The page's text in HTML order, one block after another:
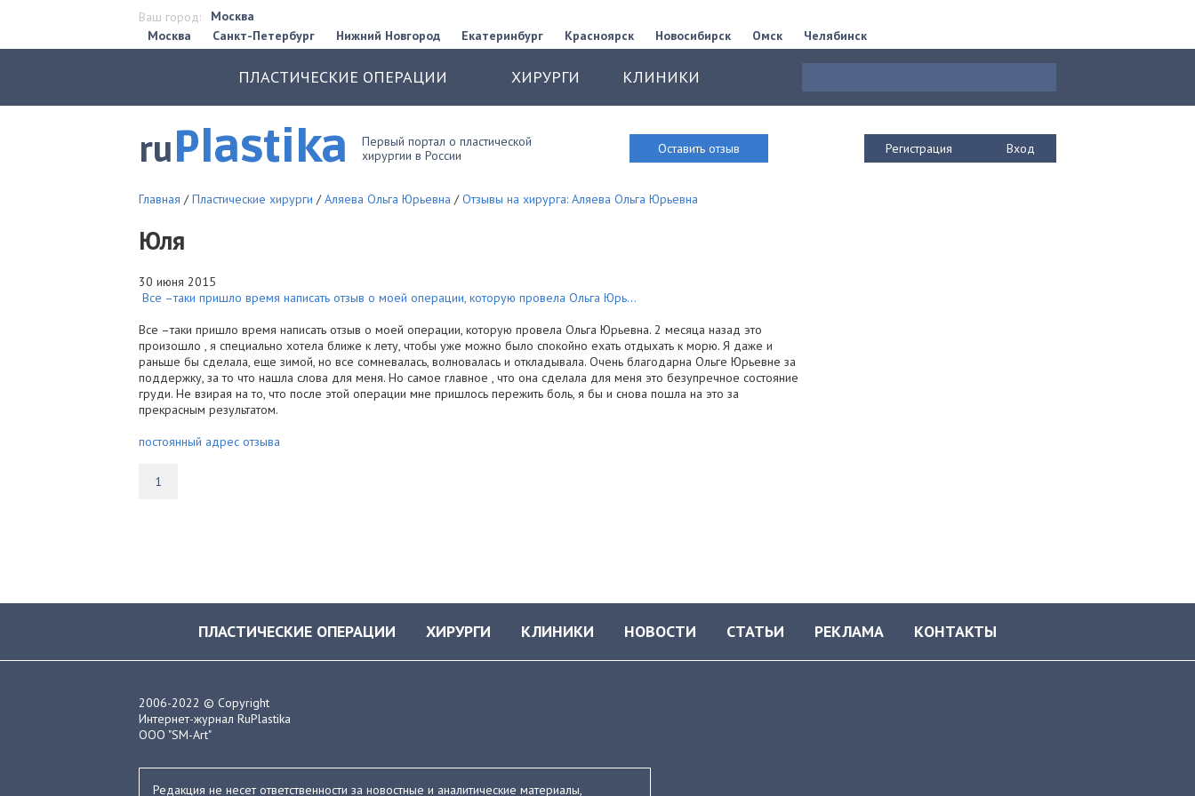
Ваш город:
Москва
Москва
Санкт-Петербург Нижний Новгород Екатеринбург Красноярск Новосибирск Омск Челябинск
ПЛАСТИЧЕСКИЕ ОПЕРАЦИИ ХИРУРГИ КЛИНИКИ
ruPlastika
Первый портал о пластической
хирургии в России
Оставить отзыв Регистрация Вход
Главная /Пластические хирурги /Аляева Ольга Юрьевна /Отзывы на хирурга: Аляева Ольга Юрьевна
Юля
30 июня 2015
Все –таки пришло время написать отзыв о моей операции, которую провела Ольга Юрь...
Все –таки пришло время написать отзыв о моей операции, которую провела Ольга Юрьевна. 2 месяца назад это
произошло , я специально хотела ближе к лету, чтобы уже можно было спокойно ехать отдыхать к морю. Я даже и
раньше бы сделала, еще зимой, но все сомневалась, волновалась и откладывала. Очень благодарна Ольге Юрьевне за
поддержку, за то что нашла слова для меня. Но самое главное , что она сделала для меня это безупречное состояние
груди. Не взирая на то, что после этой операции мне пришлось пережить боль, я бы и снова пошла на это за
прекрасным результатом.
постоянный адрес отзыва
1
ПЛАСТИЧЕСКИЕ ОПЕРАЦИИ ХИРУРГИ КЛИНИКИ НОВОСТИ СТАТЬИ РЕКЛАМА КОНТАКТЫ
2006-2022 © Copyright
Интернет-журнал RuPlastika
ООО "SM-Art"
Редакция не несет ответственности за новостные и аналитические материалы,